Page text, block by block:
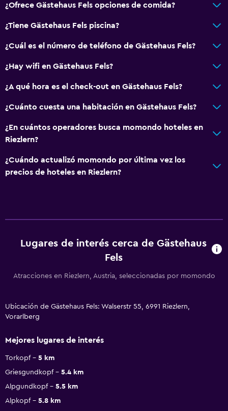
¿Ofrece Gästehaus Fels opciones de comida?
¿Tiene Gästehaus Fels piscina?
¿Cuál es el número de teléfono de Gästehaus Fels?
¿Hay wifi en Gästehaus Fels?
¿A qué hora es el check-out en Gästehaus Fels?
¿Cuánto cuesta una habitación en Gästehaus Fels?
¿En cuántos operadores busca momondo hoteles en
Riezlern?
¿Cuándo actualizó momondo por última vez los
precios de hoteles en Riezlern?
Lugares de interés cerca de Gästehaus
Fels
Atracciones en Riezlern, Austria, seleccionadas por momondo
Ubicación de Gästehaus Fels: Walserstr 55, 6991 Riezlern,
Vorarlberg
Mejores lugares de interés
Torkopf
5 km
Griesgundkopf
5.4 km
Alpgundkopf
5.5 km
Alpkopf
5.8 km